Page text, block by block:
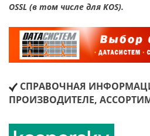
OSSL (в том числе для KOS).
СПРАВОЧНАЯ
ПРОИЗВОДИТЕЛЕ,